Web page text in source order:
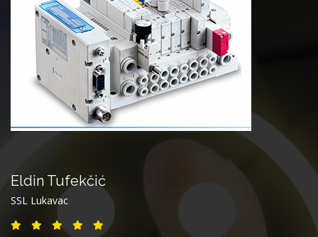
Eldin Tufekčić
SSL Lukavac